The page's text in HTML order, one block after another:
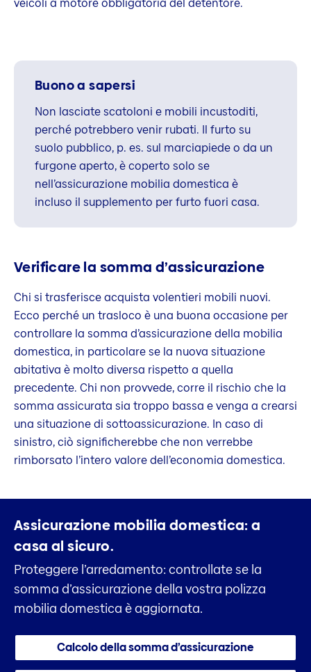
Buono a sapersi
Non lasciate scatoloni e mobili incustoditi,
perché potrebbero venir rubati. Il furto su
suolo pubblico, p. es. sul marciapiede o da un
furgone aperto, è coperto solo se
nell’assicurazione mobilia domestica è
incluso il supplemento per furto fuori casa.
Verificare la somma d’assicurazione
Chi si trasferisce acquista volentieri mobili nuovi.
Ecco perché un trasloco è una buona occasione per
controllare la somma d’assicurazione della mobilia
domestica, in particolare se la nuova situazione
abitativa è molto diversa rispetto a quella
precedente. Chi non provvede, corre il rischio che la
somma assicurata sia troppo bassa e venga a crearsi
una situazione di sottoassicurazione. In caso di
sinistro, ciò significherebbe che non verrebbe
rimborsato l’intero valore dell’economia domestica.
Assicurazione mobilia domestica:a
casa al sicuro.
Proteggere l’arredamento: controllate se la
somma d’assicurazione della vostra polizza
mobilia domestica è aggiornata.
Calcolo della somma d’assicurazione